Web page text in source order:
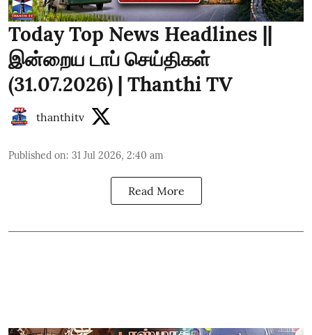
Today Top News Headlines ||
இன்றைய டாப் செய்திகள்
(31.07.2026) | Thanthi TV
thanthitv
Published on: 31 Jul 2026, 2:40 am
Read More